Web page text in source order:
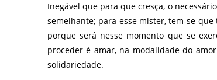
Inegável que para que cresça, o
semelhante; para esse mister, tem-se
porque será nesse momento que se
proceder é amar, na modalidade do
solidariedade.